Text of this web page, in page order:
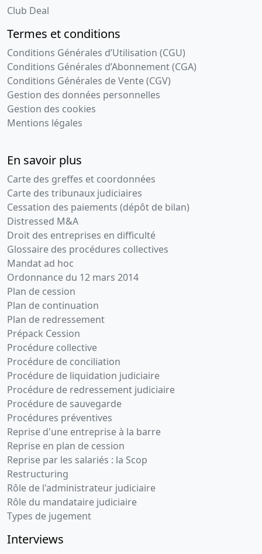
Club Deal
Termes et conditions
Conditions Générales d’Utilisation (CGU)
Conditions Générales d’Abonnement (CGA)
Conditions Générales de Vente (CGV)
Gestion des données personnelles
Gestion des cookies
Mentions légales
En savoir plus
Carte des greffes et coordonnées
Carte des tribunaux judiciaires
Cessation des paiements (dépôt de bilan)
Distressed M&A
Droit des entreprises en difficulté
Glossaire des procédures collectives
Mandat ad hoc
Ordonnance du 12 mars 2014
Plan de cession
Plan de continuation
Plan de redressement
Prépack Cession
Procédure collective
Procédure de conciliation
Procédure de liquidation judiciaire
Procédure de redressement judiciaire
Procédure de sauvegarde
Procédures préventives
Reprise d'une entreprise à la barre
Reprise en plan de cession
Reprise par les salariés : la Scop
Restructuring
Rôle de l'administrateur judiciaire
Rôle du mandataire judiciaire
Types de jugement
Interviews